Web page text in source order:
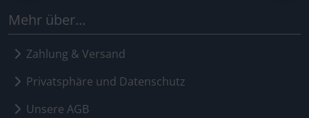
Mehr über...
Zahlung & Versand
Privatsphäre und Datenschutz
Unsere AGB